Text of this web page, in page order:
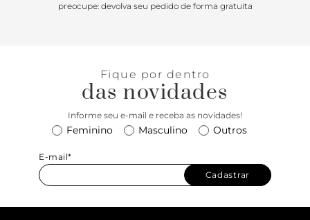
preocupe: devolva seu pedido de forma gratuita
Fique por dentro
das novidades
Informe seu e-mail e receba as novidades!
Feminino Masculino Outros
E-mail*
Cadastrar